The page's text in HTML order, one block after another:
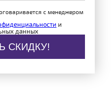
с менеджером
и
данных
СКИДКУ!